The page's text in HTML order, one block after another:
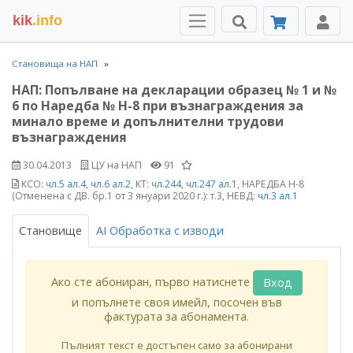
kik.info
Становища на НАП
НАП: Попълване на декларации образец № 1 и №
6 по Наредба № Н-8 при възнаграждения за
минало време и допълнителни трудови
възнаграждения
30.04.2013 ЦУ на НАП
91
КСО: чл.5 ал.4, чл.6 ал.2, КТ: чл.244, чл.247 ал.1 , НАРЕДБА Н-8
(Отменена с ДВ. бр.1 от 3 януари 2020 г.): т.3, НЕВД: чл.3 ал.1
Становище AI Обработка с изводи
Ако сте абониран, първо натиснете
Вход
и попълнете своя имейл, посочен във
фактурата за абонамента.
Пълният текст е достъпен само за абонирани